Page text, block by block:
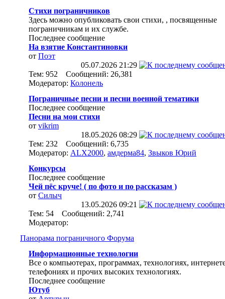
Стихи пограничников
Здесь можно опубликовать свои стихи, , посвященные
пограничникам и их службе.
Последнее сообщение
На взятие Константиновки
от Поэт
05.07.2026 21:29
Тем: 952 Сообщений: 26,381
Модератор: Колонель
Пограничные песни и песни военной тематики
Последнее сообщение
Песни на мои стихи
от vikrim
18.05.2026 08:29
Тем: 232 Сообщений: 6,735
Модератор: ALX2000, амдерма84, Звыков Юрий
Конкурсы
Последнее сообщение
Чей пёс круче! ( по фото и по рассказам )
от Силыч
13.05.2026 09:21
Тем: 54 Сообщений: 2,741
Модератор:
Панорама пограничного Форума
Информационные технологии
Все о компьютерах, программах, технологиях,
телефониях и прочих высоких технологиях.
Последнее сообщение
Ютуб